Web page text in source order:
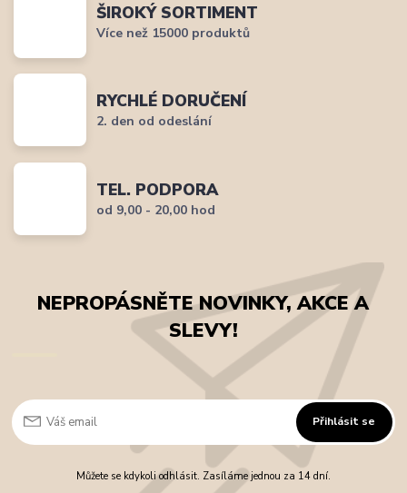
ŠIROKÝ SORTIMENT
Více než 15000 produktů
RYCHLÉ DORUČENÍ
2. den od odeslání
TEL. PODPORA
od 9,00 - 20,00 hod
NEPROPÁSNĚTE NOVINKY, AKCE A
SLEVY!
Přihlásit se
Můžete se kdykoli odhlásit. Zasíláme jednou za 14 dní.